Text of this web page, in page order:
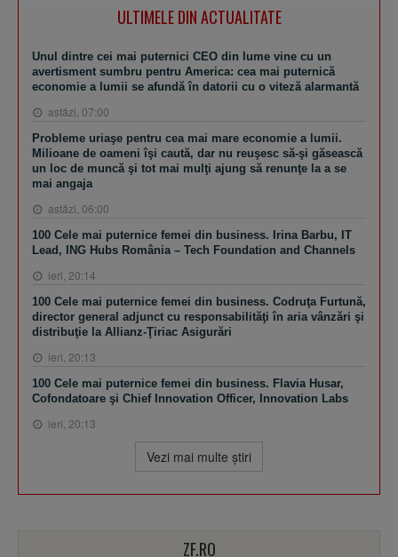
ULTIMELE DIN ACTUALITATE
Unul dintre cei mai puternici CEO din lume vine cu un
avertisment sumbru pentru America: cea mai puternică
economie a lumii se afundă în datorii cu o viteză alarmantă
astăzi, 07:00
Probleme uriaşe pentru cea mai mare economie a lumii.
Milioane de oameni îşi caută, dar nu reuşesc să-şi găsească
un loc de muncă şi tot mai mulţi ajung să renunţe la a se
mai angaja
astăzi, 06:00
100 Cele mai puternice femei din business. Irina Barbu, IT
Lead, ING Hubs România – Tech Foundation and Channels
ieri, 20:14
100 Cele mai puternice femei din business. Codruţa Furtună,
director general adjunct cu responsabilităţi în aria vânzări şi
distribuţie la Allianz-Ţiriac Asigurări
ieri, 20:13
100 Cele mai puternice femei din business. Flavia Husar,
Cofondatoare şi Chief Innovation Officer, Innovation Labs
ieri, 20:13
Vezi mai multe ştiri
ZF.RO